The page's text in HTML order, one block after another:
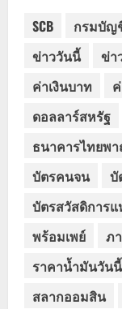
SCB กรมบัญ
ข่าววันนี้
ข่า
ค่าเงินบาท
ดอลลาร์สหรัฐ
ธนาคารไทยพ
บัตรคนจน
บั
บัตรสวัสดิการแ
พร้อมเพย์
ภ
ราคาน้ำมันวันนี้
สลากออมสิน